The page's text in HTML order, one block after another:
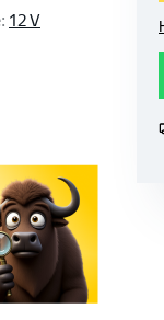
: 12 V